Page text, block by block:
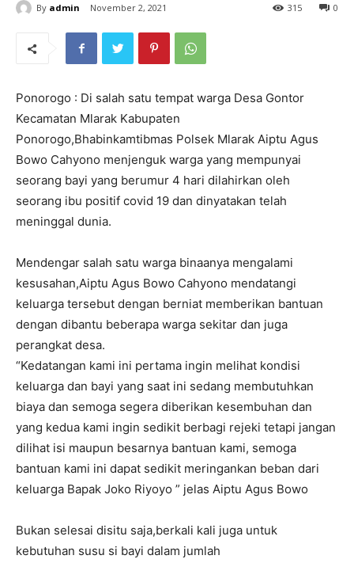
By admin November 2, 2021 0
315
Ponorogo : Di salah satu tempat warga Desa Gontor
Kecamatan Mlarak Kabupaten
Ponorogo,Bhabinkamtibmas Polsek Mlarak Aiptu Agus
Bowo Cahyono menjenguk warga yang mempunyai
seorang bayi yang berumur 4 hari dilahirkan oleh
seorang ibu positif covid 19 dan dinyatakan telah
meninggal dunia.
Mendengar salah satu warga binaanya mengalami
kesusahan,Aiptu Agus Bowo Cahyono mendatangi
keluarga tersebut dengan berniat memberikan bantuan
dengan dibantu beberapa warga sekitar dan juga
perangkat desa.
“Kedatangan kami ini pertama ingin melihat kondisi
keluarga dan bayi yang saat ini sedang membutuhkan
biaya dan semoga segera diberikan kesembuhan dan
yang kedua kami ingin sedikit berbagi rejeki tetapi jangan
dilihat isi maupun besarnya bantuan kami, semoga
bantuan kami ini dapat sedikit meringankan beban dari
keluarga Bapak Joko Riyoyo ” jelas Aiptu Agus Bowo
Bukan selesai disitu saja,berkali kali juga untuk
kebutuhan susu si bayi dalam jumlah